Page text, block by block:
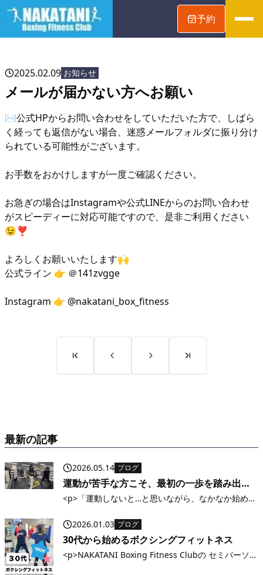
予約
2025.02.09 お知らせ
メールが届かない方へお願い
✉️公式HPからお問い合わせをしていただいた方で、しばら
く経っても返信がない場合、迷惑メールフォルダに振り分け
られている可能性がございます。
お手数をおかけしますが一度ご確認ください。
お急ぎの場合はInstagramや公式LINEからのお問い合わせ
がスピーディーに対応可能ですので、是非ご利用ください
😉❣️
よろしくお願いいたします🙌
公式ライン 👉 ＠141zvgge
Instagram 👉 @nakatani_box_fitness
最新の記事
2026.05.14 ブログ
運動が苦手な方こそ、最初の一歩を踏み出し
てみませんか？
<p>「運動しないと…と思いながら、なかなか始めら
自信がない・ジムってハードルが高そう・続けられ
るか不安 実は、当ジムに来られる方のほとんどが“運
動初心者”です。 最初はみなさん [&hellip;]</p>
2026.01.03 ブログ
30代から始めるボクシングフィットネス
<p>NAKATANI Boxing Fitness Clubの セミパーソナ